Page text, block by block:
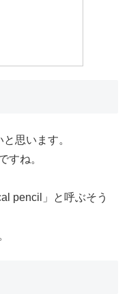
思います。
すね。
pencil」と呼ぶそう